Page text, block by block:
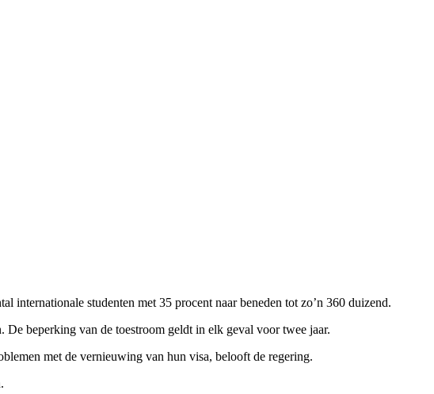
internationale studenten met 35 procent naar beneden tot zo’n 360 duizend.
beperking van de toestroom geldt in elk geval voor twee jaar.
met de vernieuwing van hun visa, belooft de regering.